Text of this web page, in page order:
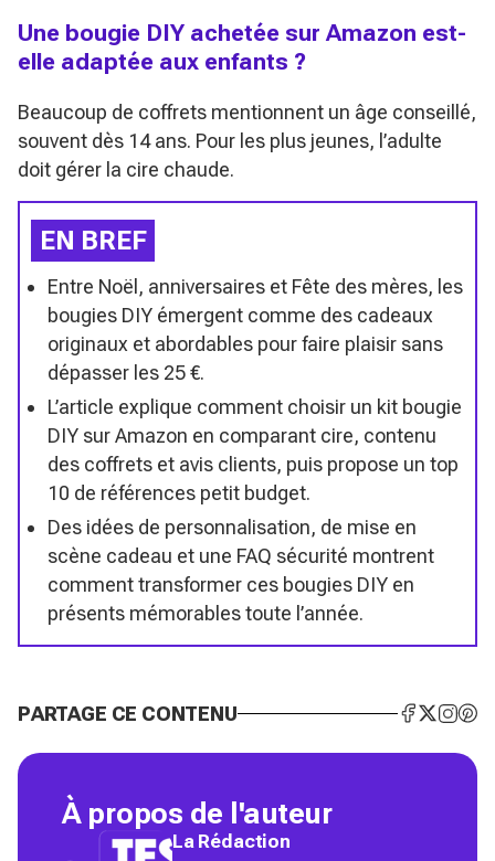
Une bougie DIY achetée sur Amazon est-
elle adaptée aux enfants ?
Beaucoup de coffrets mentionnent un âge conseillé,
souvent dès 14 ans. Pour les plus jeunes, l’adulte
doit gérer la cire chaude.
EN BREF
Entre Noël, anniversaires et Fête des mères, les
bougies DIY émergent comme des cadeaux
originaux et abordables pour faire plaisir sans
dépasser les 25 €.
L’article explique comment choisir un kit bougie
DIY sur Amazon en comparant cire, contenu
des coffrets et avis clients, puis propose un top
10 de références petit budget.
Des idées de personnalisation, de mise en
scène cadeau et une FAQ sécurité montrent
comment transformer ces bougies DIY en
présents mémorables toute l’année.
PARTAGE CE CONTENU
À propos de l'auteur
La Rédaction